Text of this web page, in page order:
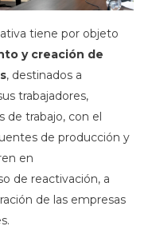
tiene por objeto
y creación de
, destinados a
trabajadores,
de trabajo, con el
de producción y
en
de reactivación, a
de las empresas